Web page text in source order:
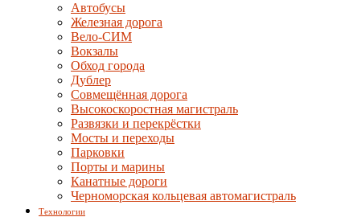
Автобусы
Железная дорога
Вело-СИМ
Вокзалы
Обход города
Дублер
Совмещённая дорога
Высокоскоростная магистраль
Развязки и перекрёстки
Мосты и переходы
Парковки
Порты и марины
Канатные дороги
Черноморская кольцевая автомагистраль
Технологии